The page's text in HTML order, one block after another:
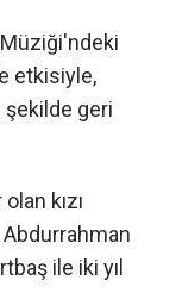
Müziği'ndeki
etkisiyle,
geri
kızı
Abdurrahman
ile iki yıl